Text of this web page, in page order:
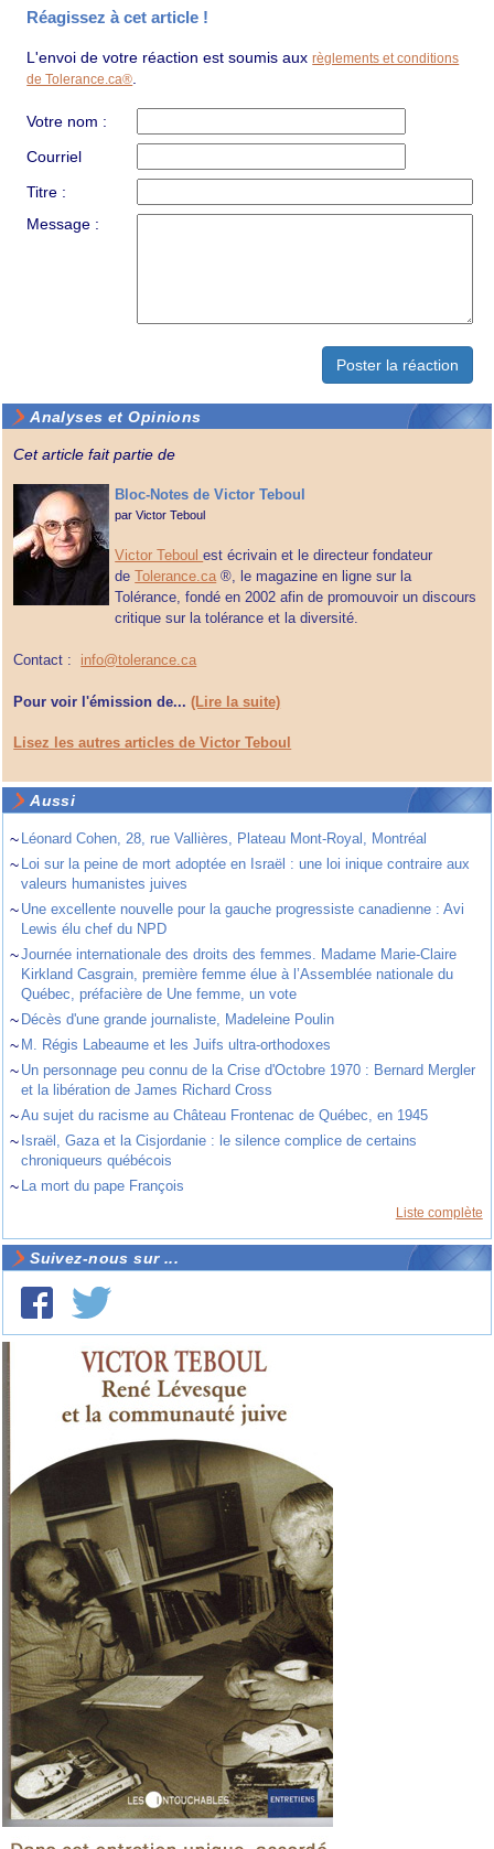
Réagissez à cet article !
L'envoi de votre réaction est soumis auxrèglements et conditions
de Tolerance.ca®.
Votre nom :
Courriel
Titre :
Message :
Analyses et Opinions
Cet article fait partie de
Bloc-Notes de Victor Teboul
parVictor Teboul
Victor Teboulest écrivain et le directeur fondateur
deTolerance.ca ®, le magazine en ligne sur la
Tolérance, fondé en 2002 afin de promouvoir un discours
critique sur la tolérance et la diversité.
Contact : info@tolerance.ca
Pour voir l'émission de... (Lire la suite)
Lisez les autres articles de Victor Teboul
Aussi
~ Léonard Cohen, 28, rue Vallières, Plateau Mont-Royal, Montréal
~ Loi sur la peine de mort adoptée en Israël : une loi inique contraire aux
valeurs humanistes juives
~ Une excellente nouvelle pour la gauche progressiste canadienne : Avi
Lewis élu chef du NPD
~Journée internationale des droits des femmes. Madame Marie-Claire
Kirkland Casgrain, première femme élue à l’Assemblée nationale du
Québec, préfacière de Une femme, un vote
~ Décès d'une grande journaliste, Madeleine Poulin
~ M. Régis Labeaume et les Juifs ultra-orthodoxes
~ Un personnage peu connu de la Crise d'Octobre 1970 : Bernard Mergler
et la libération de James Richard Cross
~Au sujet du racisme au Château Frontenac de Québec, en 1945
~ Israël, Gaza et la Cisjordanie : le silence complice de certains
chroniqueurs québécois
~ La mort du pape François
Liste complète
Suivez-nous sur ...